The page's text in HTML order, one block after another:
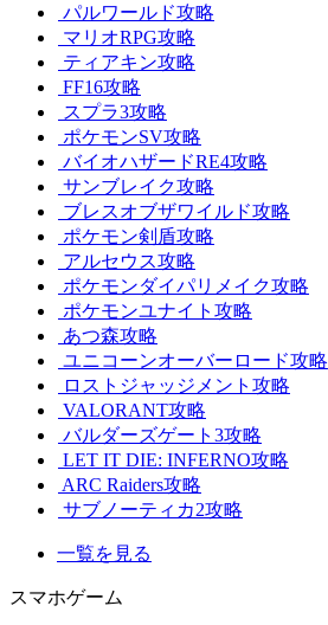
パルワールド攻略
マリオRPG攻略
ティアキン攻略
FF16攻略
スプラ3攻略
ポケモンSV攻略
バイオハザードRE4攻略
サンブレイク攻略
ブレスオブザワイルド攻略
ポケモン剣盾攻略
アルセウス攻略
ポケモンダイパリメイク攻略
ポケモンユナイト攻略
あつ森攻略
ユニコーンオーバーロード攻略
ロストジャッジメント攻略
VALORANT攻略
バルダーズゲート3攻略
LET IT DIE: INFERNO攻略
ARC Raiders攻略
サブノーティカ2攻略
一覧を見る
スマホゲーム